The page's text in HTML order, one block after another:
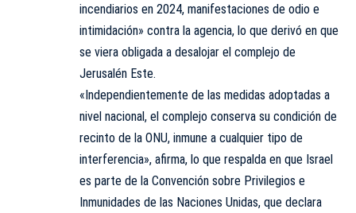
incendiarios en 2024, manifestaciones de odio e
intimidación» contra la agencia, lo que derivó en que
se viera obligada a desalojar el complejo de
Jerusalén Este.
«Independientemente de las medidas adoptadas a
nivel nacional, el complejo conserva su condición de
recinto de la ONU, inmune a cualquier tipo de
interferencia», afirma, lo que respalda en que Israel
es parte de la Convención sobre Privilegios e
Inmunidades de las Naciones Unidas, que declara